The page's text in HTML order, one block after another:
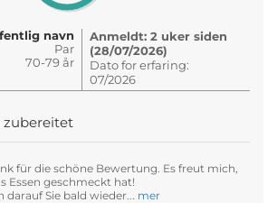
navn
Par
70-79 år
Anmeldt: 2 uker siden
(28/07/2026)
Dato for erfaring:
07/2026
zubereitet
für die schöne Bewertung. Es freut mich,
Essen geschmeckt hat!
darauf Sie bald wieder... mer